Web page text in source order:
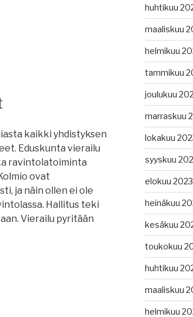
kaikki yhdistyksen
Eduskunta vierailu
ravintolatoiminta
ovat
ja näin ollen ei ole
Hallitus teki
Vierailu pyritään
huhtikuu
maaliskuu
helmikuu
tammikuu
joulukuu
marraskuu
lokakuu
syyskuu
elokuu 2023
heinäkuu
kesäkuu
toukokuu
huhtikuu
maaliskuu
helmikuu